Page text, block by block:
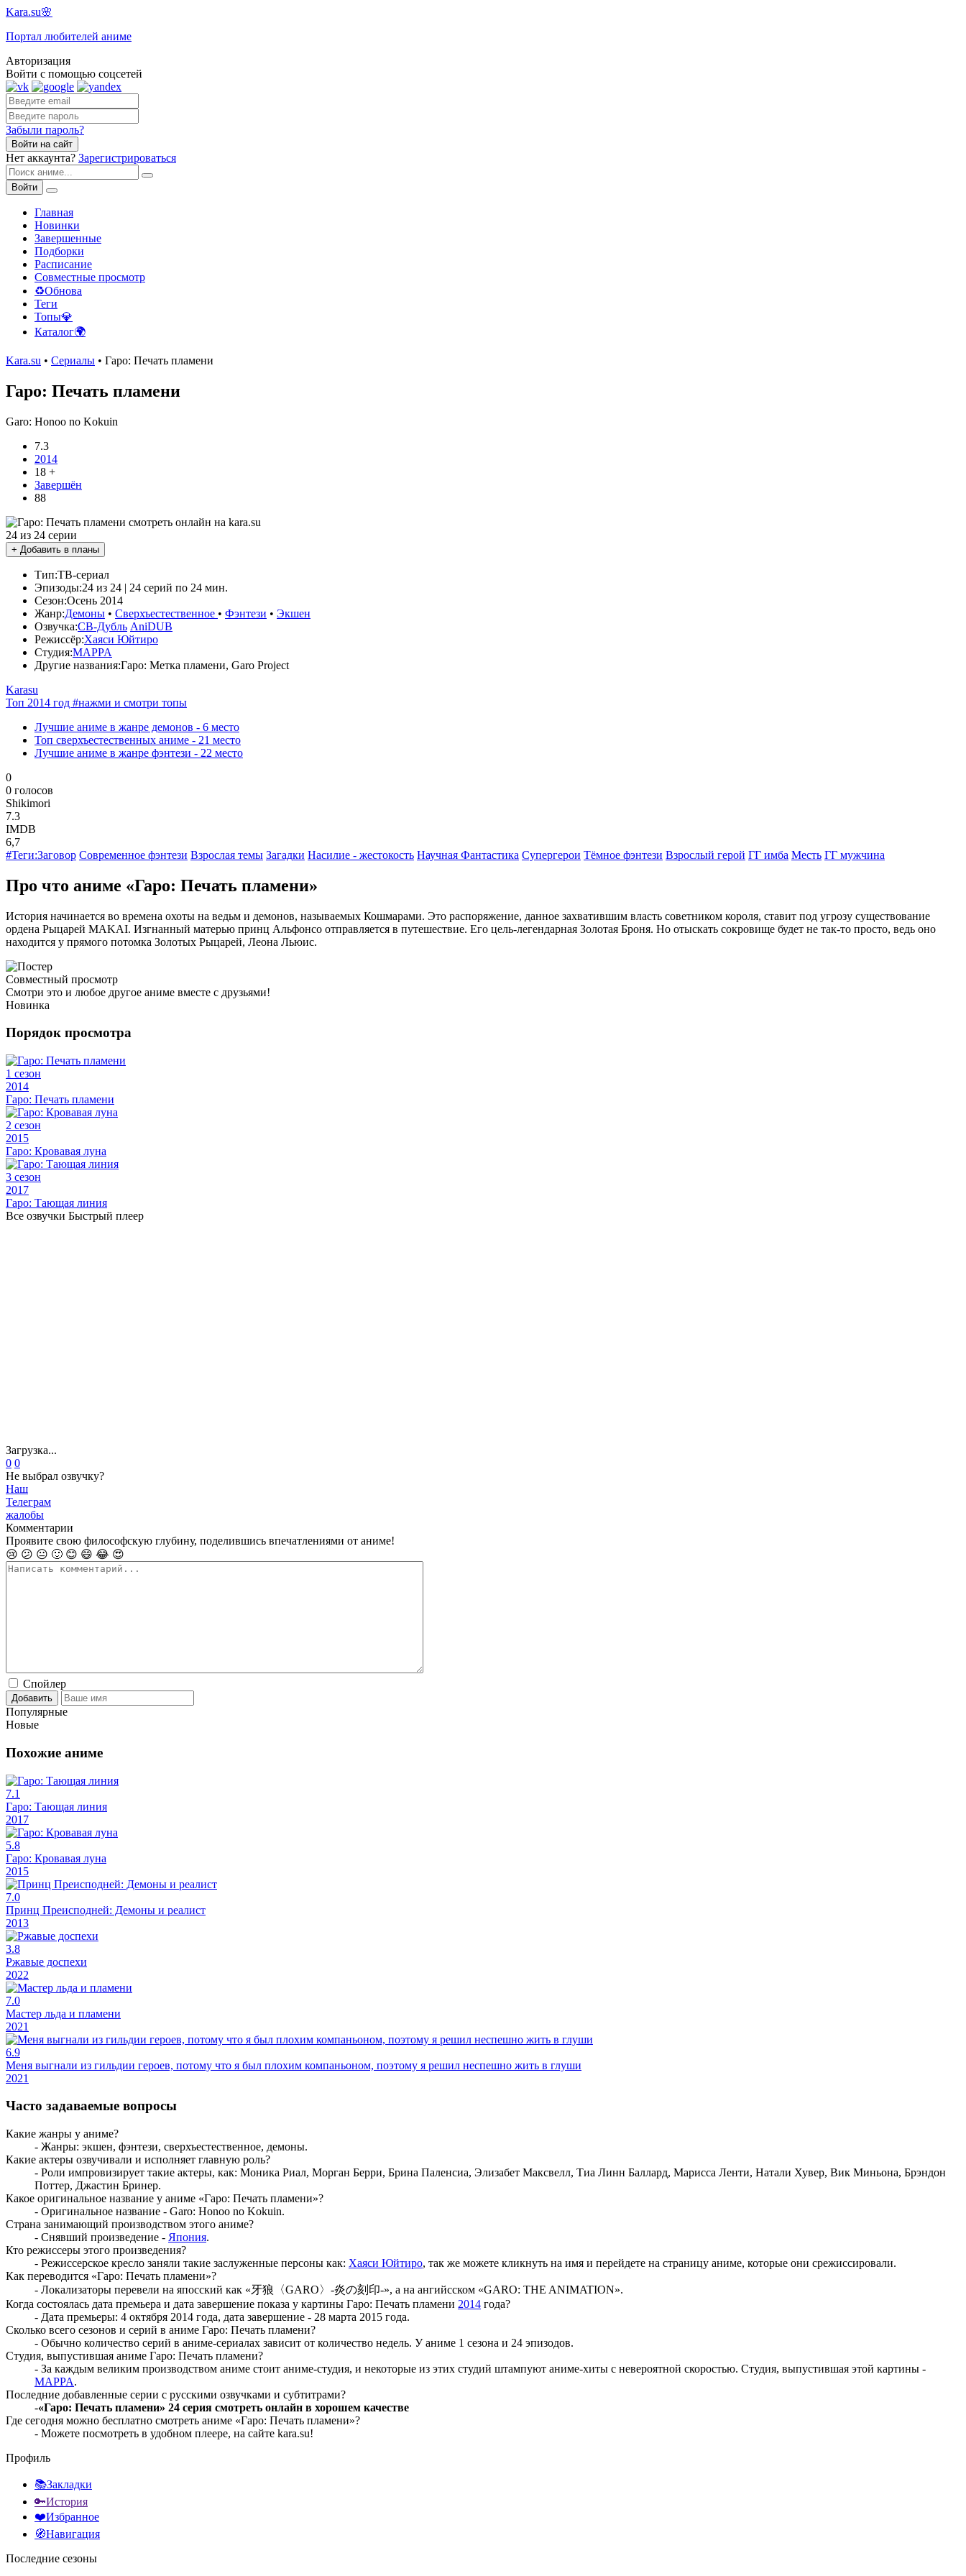
Kara.su🌸
Портал любителей аниме
Авторизация
Войти с помощью соцсетей
Забыли пароль?
Войти на сайт
Нет аккаунта? Зарегистрироваться
Войти
Главная
Новинки
Завершенные
Подборки
Расписание
Совместные просмотр
♻️Обнова
Теги
Топы💎
Каталог🌍
Kara.su • Сериалы • Гаро: Печать пламени
Гаро: Печать пламени
Garo: Honoo no Kokuin
7.3
2014
18 +
Завершён
88
24 из 24 серии
+ Добавить в планы
Тип:ТВ-сериал
Эпизоды:24 из 24 | 24 серий по 24 мин.
Сезон:Осень 2014
Жанр:Демоны • Сверхъестественное • Фэнтези • Экшен
Озвучка:СВ-Дубль AniDUB
Режиссёр:Хаяси Юйтиро
Студия:MAPPA
Другие названия:Гаро: Метка пламени, Garo Project
Karasu
Топ 2014 год #нажми и смотри топы
Лучшие аниме в жанре демонов - 6 место
Топ сверхъестественных аниме - 21 место
Лучшие аниме в жанре фэнтези - 22 место
0
0 голосов
Shikimori
7.3
IMDB
6,7
#Теги:Заговор Современное фэнтези Взрослая темы Загадки Насилие - жестокость Научная Фантастика Супергерои Тёмное фэнтези Взрослый герой ГГ имба Месть ГГ мужчина
Про что аниме «Гаро: Печать пламени»
История начинается во времена охоты на ведьм и демонов, называемых Кошмарами. Это распоряжение, данное захватившим власть советником короля, ставит под угрозу существование
ордена Рыцарей MAKAI. Изгнанный матерью принц Альфонсо отправляется в путешествие. Его цель-легендарная Золотая Броня. Но отыскать сокровище будет не так-то просто, ведь оно
находится у прямого потомка Золотых Рыцарей, Леона Льюис.
Совместный просмотр
Смотри это и любое другое аниме вместе с друзьями!
Новинка
Порядок просмотра
1 сезон
2014
Гаро: Печать пламени
2 сезон
2015
Гаро: Кровавая луна
3 сезон
2017
Гаро: Тающая линия
Все озвучки Быстрый плеер
Загрузка...
0 0
Не выбрал озвучку?
Наш
Телеграм
жалобы
Комментарии
Проявите свою философскую глубину, поделившись впечатлениями от аниме!
😢 😕 😐 🙂 😊 😄 😂 😍
Спойлер
Добавить
Популярные
Новые
Похожие аниме
7.1
Гаро: Тающая линия
2017
5.8
Гаро: Кровавая луна
2015
7.0
Принц Преисподней: Демоны и реалист
2013
3.8
Ржавые доспехи
2022
7.0
Мастер льда и пламени
2021
6.9
Меня выгнали из гильдии героев, потому что я был плохим компаньоном, поэтому я решил неспешно жить в глуши
2021
Часто задаваемые вопросы
Какие жанры у аниме?
- Жанры: экшен, фэнтези, сверхъестественное, демоны.
Какие актеры озвучивали и исполняет главную роль?
- Роли импровизирует такие актеры, как: Моника Риал, Морган Берри, Брина Паленсиа, Элизабет Максвелл, Тиа Линн Баллард, Марисса Ленти, Натали Хувер, Вик Миньона, Брэндон
Поттер, Джастин Бринер.
Какое оригинальное название у аниме «Гаро: Печать пламени»?
- Оригинальное название - Garo: Honoo no Kokuin.
Страна занимающий производством этого аниме?
- Снявший произведение - Япония.
Кто режиссеры этого произведения?
- Режиссерское кресло заняли такие заслуженные персоны как: Хаяси Юйтиро, так же можете кликнуть на имя и перейдете на страницу аниме, которые они срежиссировали.
Как переводится «Гаро: Печать пламени»?
- Локализаторы перевели на япосский как «牙狼〈GARO〉-炎の刻印-», а на ангийсском «GARO: THE ANIMATION».
Когда состоялась дата премьера и дата завершение показа у картины Гаро: Печать пламени 2014 года?
- Дата премьеры: 4 октября 2014 года, дата завершение - 28 марта 2015 года.
Сколько всего сезонов и серий в аниме Гаро: Печать пламени?
- Обычно количество серий в аниме-сериалах зависит от количество недель. У аниме 1 сезона и 24 эпизодов.
Студия, выпустившая аниме Гаро: Печать пламени?
- За каждым великим производством аниме стоит аниме-студия, и некоторые из этих студий штампуют аниме-хиты с невероятной скоростью. Студия, выпустившая этой картины -
MAPPA.
Последние добавленные серии с русскими озвучками и субтитрами?
-«Гаро: Печать пламени» 24 серия смотреть онлайн в хорошем качестве
Где сегодня можно бесплатно смотреть аниме «Гаро: Печать пламени»?
- Можете посмотреть в удобном плеере, на сайте kara.su!
Профиль
📚Закладки
🔑История
❤️Избранное
🧭Навигация
Последние сезоны